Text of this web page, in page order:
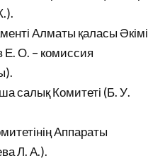
Алматы қаласы Әкімі
Е. О. – комиссия
салық Комитеті (Б. У.
Аппараты
Л. А.).